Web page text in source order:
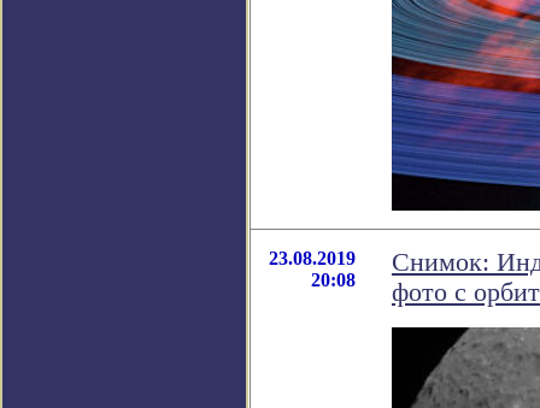
23.08.2019
20:08
Снимок:
фото с